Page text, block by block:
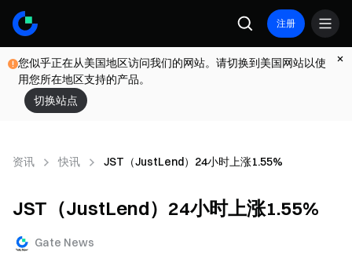
注册
您似乎正在从美国地区访问我们的网站。请切换到美国网站以使
用您所在地区支持的产品。
切换站点
资讯 快讯 JST（JustLend）24小时上涨1.55%
JST（JustLend）24小时上涨1.55%
Gate News